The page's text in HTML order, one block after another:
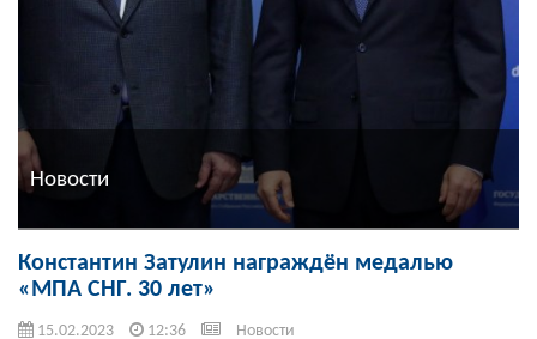
Новости
Константин Затулин награждён медалью
«МПА СНГ. 30 лет»
15.02.2023 12:36 Новости